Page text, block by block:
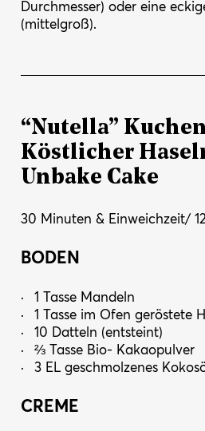
Durchmesser) oder eine
(mittelgroß).
“Nutella”
Köstlicher
Unbake Cake
30 Minuten & Einweichzeit/
BODEN
1 Tasse Mandeln
1 Tasse im Ofen geröstete
10 Datteln (entsteint)
⅔ Tasse Bio- Kakaopulver
3 EL geschmolzenes
CREME